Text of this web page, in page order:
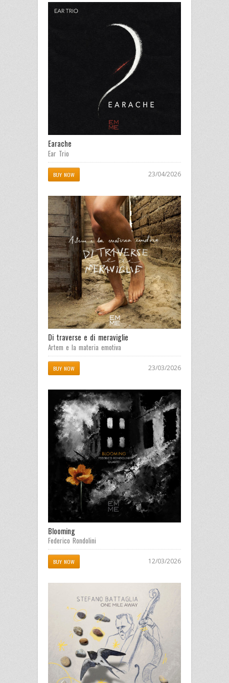
Earache
Ear Trio
BUY NOW 23/04/2026
Di traverse e di meraviglie
Artem e la materia emotiva
BUY NOW 23/03/2026
Blooming
Federico Rondolini
BUY NOW 12/03/2026